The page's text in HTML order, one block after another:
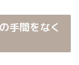
手間をなく